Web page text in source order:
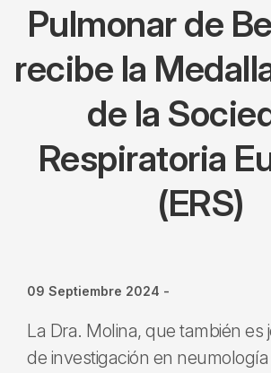
Pulmonar de
recibe la
de la
Respiratoria
(ERS)
09 Septiembre 2024 -
La Dra. Molina, que también es
de investigación en